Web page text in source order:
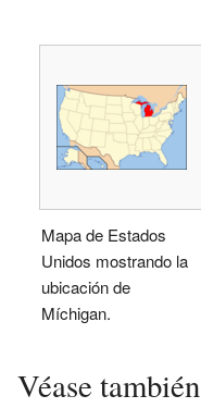
Mapa de Estados
Unidos mostrando la
ubicación de
Míchigan.
Véase también